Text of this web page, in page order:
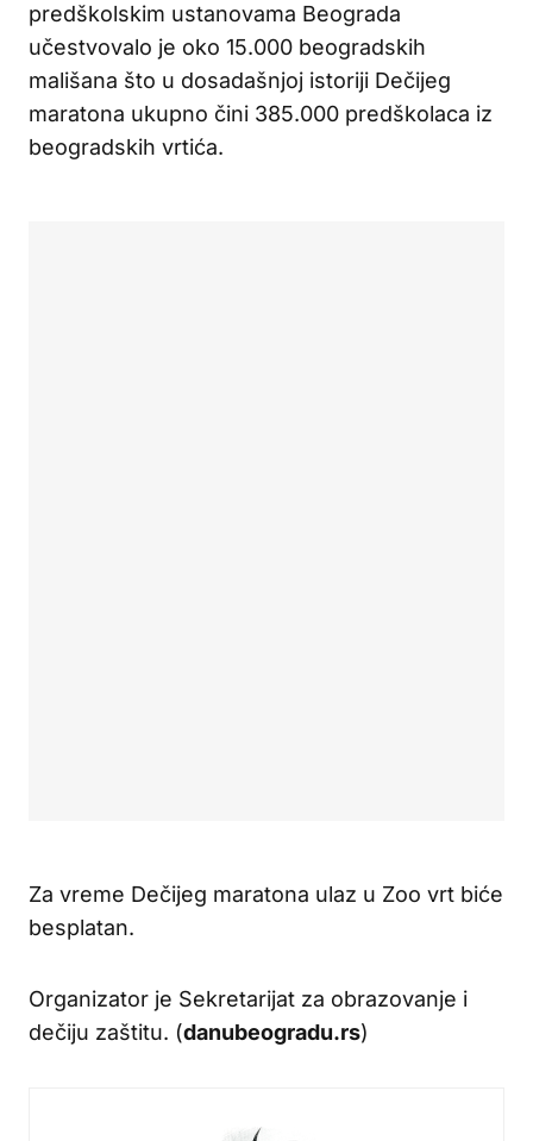
predškolskim ustanovama Beograda
učestvovalo je oko 15.000 beogradskih
mališana što u dosadašnjoj istoriji Dečijeg
maratona ukupno čini 385.000 predškolaca iz
beogradskih vrtića.
Za vreme Dečijeg maratona ulaz u Zoo vrt biće
besplatan.
Organizator je Sekretarijat za obrazovanje i
dečiju zaštitu. (danubeogradu.rs)